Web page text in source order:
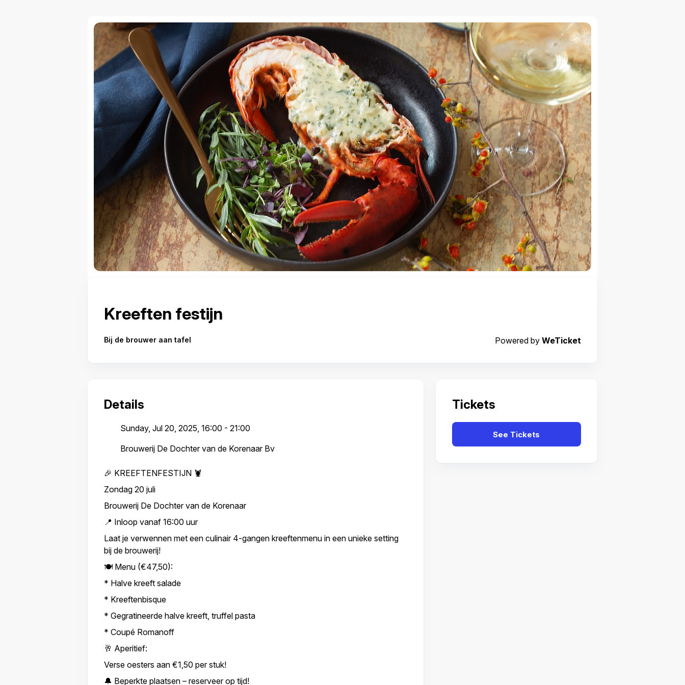
Kreeften festijn
Bij de brouwer aan tafel Powered by WeTicket
Details
Sunday, Jul 20, 2025, 16:00 - 21:00
Brouwerij De Dochter van de Korenaar Bv
🎉 KREEFTENFESTIJN 🦞
Zondag 20 juli
Brouwerij De Dochter van de Korenaar
📍 Inloop vanaf 16:00 uur
Laat je verwennen met een culinair 4-gangen kreeftenmenu in een unieke setting
bij de brouwerij!
🍽️ Menu (€47,50):
* Halve kreeft salade
* Kreeftenbisque
* Gegratineerde halve kreeft, truffel pasta
* Coupé Romanoff
🥂 Aperitief:
Verse oesters aan €1,50 per stuk!
🔔 Beperkte plaatsen – reserveer op tijd!
Tickets
See Tickets